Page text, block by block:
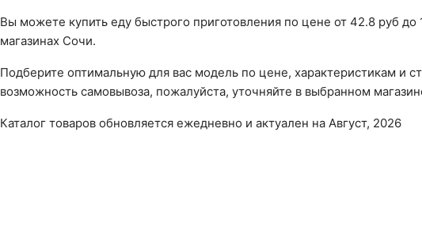
Вы можете купить еду быстрого приготовления по цене от 42.8 руб
магазинах Сочи.
Подберите оптимальную для вас модель по цене, характеристикам и
возможность самовывоза, пожалуйста, уточняйте в выбранном
Каталог товаров обновляется ежедневно и актуален на Август, 2026